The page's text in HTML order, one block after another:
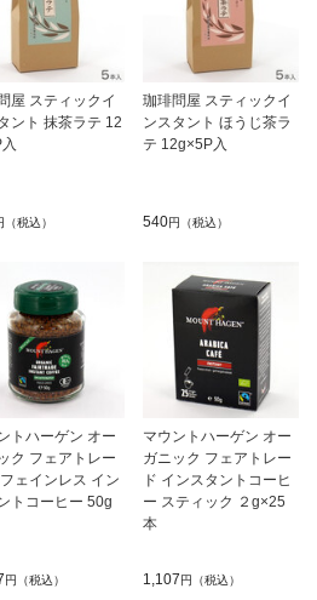
屋 スティックイ
ント 抹茶ラテ 12
（税込）
珈琲問屋 スティックイ
ンスタント ほうじ茶ラ
テ 12g×5P入
540円（税込）
トハーゲン オー
ク フェアトレー
フェインレス イン
トコーヒー 50g
円（税込）
マウントハーゲン オー
ガニック フェアトレー
ド インスタントコーヒ
ー スティック ２g×25
本
1,107円（税込）